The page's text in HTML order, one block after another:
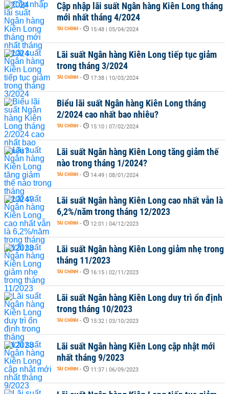
Cập nhập lãi suất Ngân hàng Kiên Long tháng
mới nhất tháng 4/2024
TÀI CHÍNH - 15:48 | 05/04/2024
Lãi suất Ngân hàng Kiên Long tiếp tục giảm
trong tháng 3/2024
TÀI CHÍNH - 17:38 | 10/03/2024
Biểu lãi suất Ngân hàng Kiên Long tháng
2/2024 cao nhất bao nhiêu?
TÀI CHÍNH - 15:10 | 07/02/2024
Lãi suất Ngân hàng Kiên Long tăng giảm thế
nào trong tháng 1/2024?
TÀI CHÍNH - 14:49 | 08/01/2024
Lãi suất Ngân hàng Kiên Long cao nhất vẫn là
6,2%/năm trong tháng 12/2023
TÀI CHÍNH - 12:01 | 04/12/2023
Lãi suất Ngân hàng Kiên Long giảm nhẹ trong
tháng 11/2023
TÀI CHÍNH - 16:15 | 02/11/2023
Lãi suất Ngân hàng Kiên Long duy trì ổn định
trong tháng 10/2023
TÀI CHÍNH - 15:32 | 03/10/2023
Lãi suất Ngân hàng Kiên Long cập nhật mới
nhất tháng 9/2023
TÀI CHÍNH - 11:37 | 06/09/2023